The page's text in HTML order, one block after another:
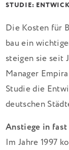
STUDIE:
Die Kosten für
bau ein
steigen sie seit
Manager
Studie die
deutschen
Anstiege in
Im Jahre 1997